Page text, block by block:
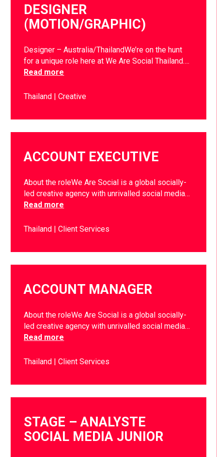
DESIGNER
(MOTION/GRAPHIC)
Designer – Australia/ThailandWe’re on the hunt
for a unique role here at We Are Social Thailand….
Read more
Thailand Creative
ACCOUNT EXECUTIVE
About the roleWe Are Social is a global socially-
led creative agency with unrivalled social media…
Read more
Thailand Client Services
ACCOUNT MANAGER
About the roleWe Are Social is a global socially-
led creative agency with unrivalled social media…
Read more
Thailand Client Services
STAGE – ANALYSTE
SOCIAL MEDIA JUNIOR